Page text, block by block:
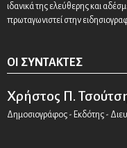
ιδανικά της ελεύθερης και
πρωταγωνιστεί στην
ΟΙ ΣΥΝΤΆΚΤΕΣ
Χρήστος Π.
Δημοσιογράφος - Εκδότης -